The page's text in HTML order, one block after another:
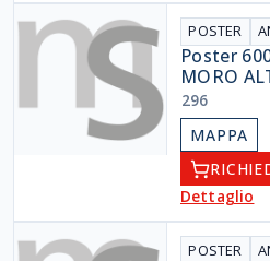
POSTER
Poster
MORO
296
MAPPA
Dettaglio
POSTER